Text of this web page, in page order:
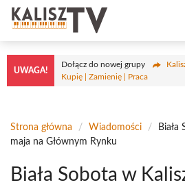
Przejdź
treści
UWAGA!
Dołącz do nowej grupy
Kupię | Zamienię | Praca
Strona główna / Wiadomości /
Biała
maja na Głównym Rynku
Biała Sobota w